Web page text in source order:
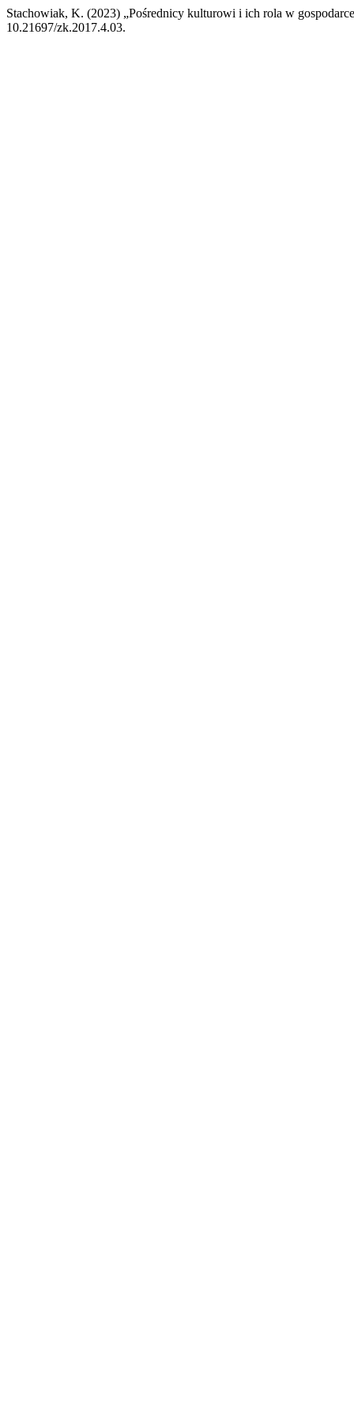
Stachowiak, K. (2023) „Pośrednicy kulturowi i ich rola w
10.21697/zk.2017.4.03.